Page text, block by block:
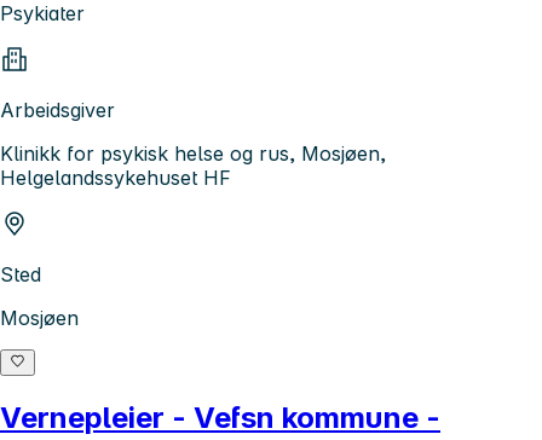
Psykiater
Arbeidsgiver
Klinikk for psykisk helse og rus, Mosjøen,
Helgelandssykehuset HF
Sted
Mosjøen
Vernepleier - Vefsn kommune -